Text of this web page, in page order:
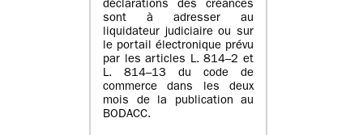
déclarations des créances
sont à adresser au
liquidateur judiciaire ou sur
le portail électronique prévu
par les articles L. 814–2 et
L. 814–13 du code de
commerce dans les deux
mois de la publication au
BODACC.